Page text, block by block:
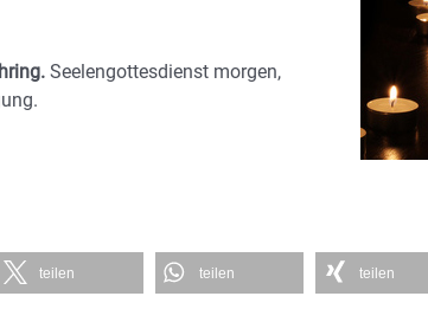
Seelengottesdienst morgen,
teilen teilen teilen